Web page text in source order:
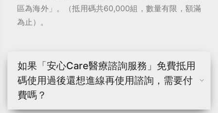
區為海外」。（抵用碼共60,000組，數量有限，額滿
為止）。
如果「安心Care醫療諮詢服務」免費抵用
碼使用過後還想進線再使用諮詢，需要付
費嗎？